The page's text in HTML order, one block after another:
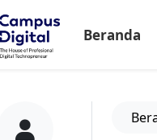
Beranda